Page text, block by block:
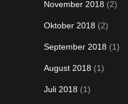
November 2018 (2)
Oktober 2018 (2)
September 2018 (1)
August 2018 (1)
Juli 2018 (1)